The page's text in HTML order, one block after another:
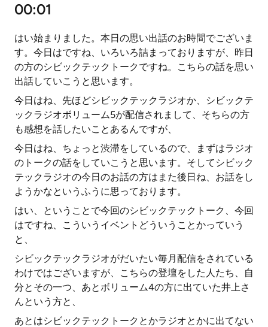
00:01
はい始まりました。本日の思い出話のお時間でございま
す。今日はですね、いろいろ詰まっておりますが、昨日
の方のシビックテックトークですね。こちらの話を思い
出話していこうと思います。
今日はね、先ほどシビックテックラジオか、シビックテ
ックラジオボリューム5が配信されまして、そちらの方
も感想を話したいことあるんですが、
今日はね、ちょっと渋滞をしているので、まずはラジオ
のトークの話をしていこうと思います。そしてシビック
テックラジオの今日のお話の方はまた後日ね、お話をし
ようかなというふうに思っております。
はい、ということで今回のシビックテックトーク、今回
はですね、こういうイベントどういうことかっていう
と、
シビックテックラジオがだいたい毎月配信をされている
わけではございますが、こちらの登壇をした人たち、自
分とその一つ、あとボリューム4の方に出ていた井上さ
んという方と、
あとはシビックテックトークとかラジオとかに出てない